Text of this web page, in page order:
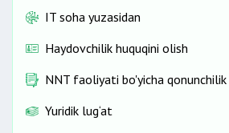
IT soha yuzasidan
Haydovchilik huquqini olish
NNT faoliyati bo'yicha
Yuridik lug‘at